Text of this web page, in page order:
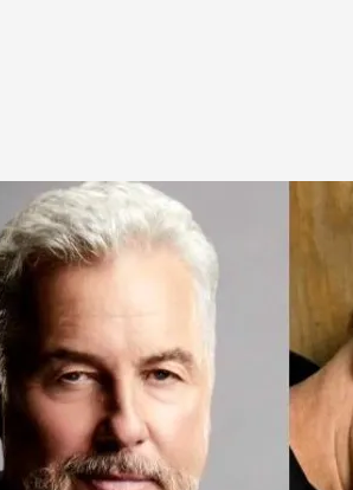
para un evento especial
en Energy